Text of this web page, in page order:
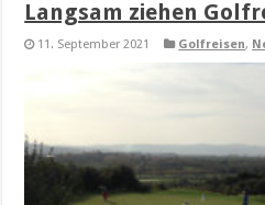
Langsam ziehen
11. September 2021 Golfreisen,